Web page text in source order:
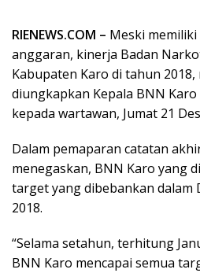
RIENEWS.COM – Meski
anggaran, kinerja Badan
Kabupaten Karo di tahun
diungkapkan Kepala BNN
kepada wartawan, Jumat 21
Dalam pemaparan catatan
menegaskan, BNN Karo yang
target yang dibebankan dalam
2018.
“Selama setahun, terhitung
BNN Karo mencapai semua